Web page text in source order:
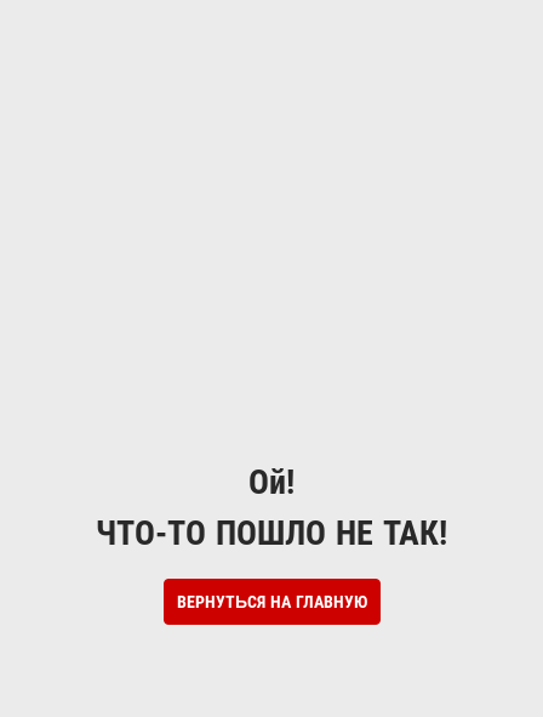
Ой!
ЧТО-ТО ПОШЛО НЕ ТАК!
ВЕРНУТЬСЯ НА ГЛАВНУЮ